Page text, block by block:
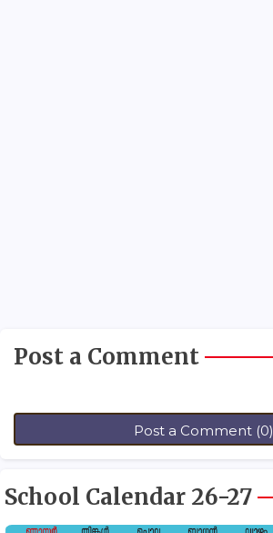
Post a Comment
Post a Comment (0)
School Calendar 26-27